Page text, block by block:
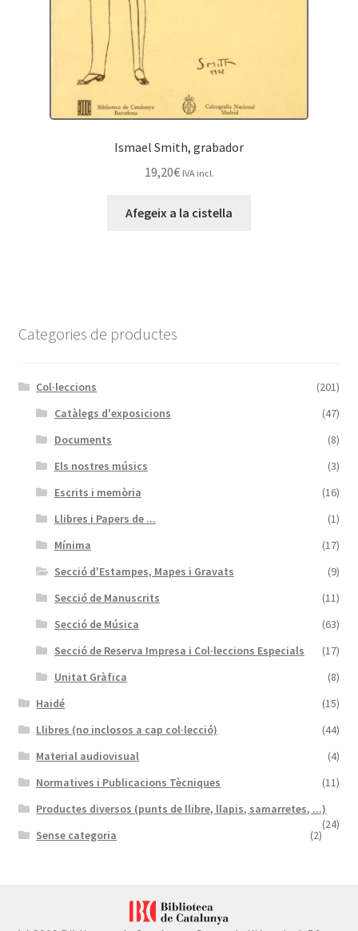
Ismael Smith, grabador
19,20€ IVA incl.
Afegeix a la cistella
Categories de productes
Col·leccions
(201)
Catàlegs d'exposicions
(47)
Documents
(8)
Els nostres músics
(3)
Escrits i memòria
(16)
Llibres i Papers de ...
(1)
Mínima
(17)
Secció d'Estampes, Mapes i Gravats
(9)
Secció de Manuscrits
(11)
Secció de Música
(63)
Secció de Reserva Impresa i Col·leccions Especials
(17)
Unitat Gràfica
(8)
Haidé
(15)
Llibres (no inclosos a cap col·lecció)
(44)
Material audiovisual
(4)
Normatives i Publicacions Tècniques
(11)
Productes diversos (punts de llibre, llapis, samarretes, ...)
(24)
Sense categoria (2)